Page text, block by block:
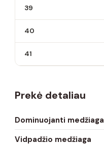
39
40
41
Prekė detaliau
Dominuojanti medžiaga
Vidpadžio medžiaga